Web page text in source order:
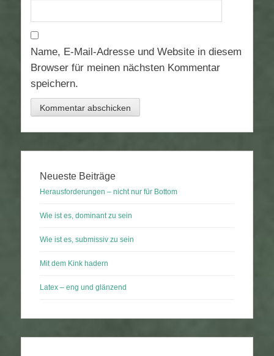
Name, E-Mail-Adresse und Website in diesem
Browser für meinen nächsten Kommentar
speichern.
Neueste Beiträge
Herausforderungen – nicht nur für Bottom
Wie ist es, dominant zu sein
Wie ist es, submissiv zu sein
Mit dem Kink hadern
Latex – eng und glänzend